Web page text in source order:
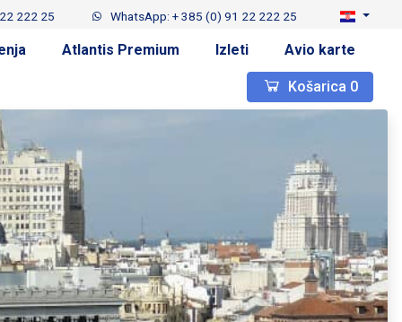
222 25 WhatsApp: + 385 (0) 91 22 222 25
Atlantis Premium Izleti Avio karte
Košarica 0